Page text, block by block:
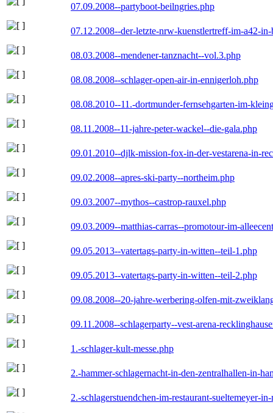
07.09.2008--partyboot-beilngries.php
07.12.2008--der-letzte-nrw-kuenstlertreff-im-a42-
08.03.2008--mendener-tanznacht--vol.3.php
08.08.2008--schlager-open-air-in-ennigerloh.php
08.08.2010--11.-dortmunder-fernsehgarten-im-
08.11.2008--11-jahre-peter-wackel--die-gala.php
09.01.2010--djlk-mission-fox-in-der-vestarena-in-
09.02.2008--apres-ski-party--northeim.php
09.03.2007--mythos--castrop-rauxel.php
09.03.2009--matthias-carras--promotour-im-
09.05.2013--vatertags-party-in-witten--teil-1.php
09.05.2013--vatertags-party-in-witten--teil-2.php
09.08.2008--20-jahre-werbering-olfen-mit-
09.11.2008--schlagerparty--vest-arena-
1.-schlager-kult-messe.php
2.-hammer-schlagernacht-in-den-zentralhallen-in-
2.-schlagerstuendchen-im-restaurant-sueltemeyer-